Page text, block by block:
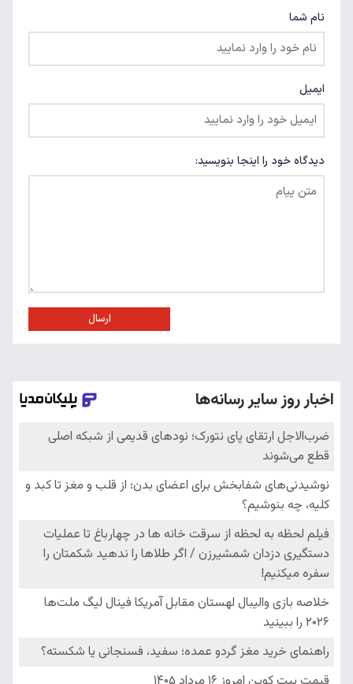
نام شما
ایمیل
دیدگاه خود را اینجا بنویسید:
ارسال